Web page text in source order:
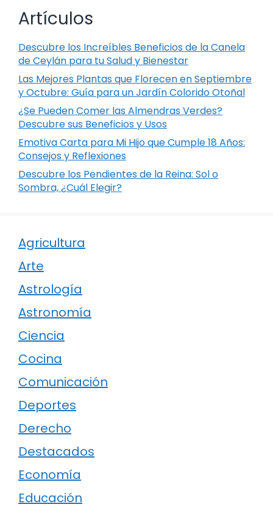
Artículos
Descubre los Increíbles Beneficios de la Canela
de Ceylán para tu Salud y Bienestar
Las Mejores Plantas que Florecen en Septiembre
y Octubre: Guía para un Jardín Colorido Otoñal
¿Se Pueden Comer las Almendras Verdes?
Descubre sus Beneficios y Usos
Emotiva Carta para Mi Hijo que Cumple 18 Años:
Consejos y Reflexiones
Descubre los Pendientes de la Reina: Sol o
Sombra, ¿Cuál Elegir?
Agricultura
Arte
Astrología
Astronomía
Ciencia
Cocina
Comunicación
Deportes
Derecho
Destacados
Economía
Educación